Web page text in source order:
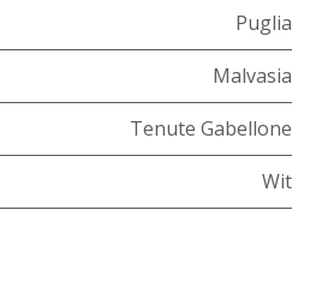
Puglia
Malvasia
Tenute Gabellone
Wit